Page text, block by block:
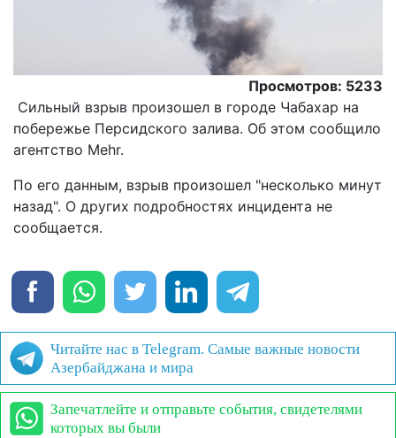
Просмотров: 5233
Сильный взрыв произошел в городе Чабахар на
побережье Персидского залива. Об этом сообщило
агентство Mehr.
По его данным, взрыв произошел "несколько минут
назад". О других подробностях инцидента не
сообщается.
Читайте нас в Telegram. Самые важные новости
Азербайджана и мира
Запечатлейте и отправьте события, свидетелями
которых вы были